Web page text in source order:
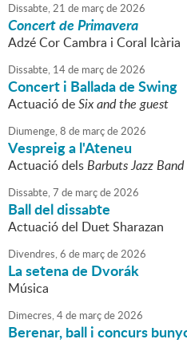
Dissabte,21 de marçde2026
Concert de Primavera
Adzé Cor Cambra i Coral Icària
Dissabte, 14de marçde2026
Concert i Ballada de Swing
Actuació deSix and the guest
Diumenge,8 de marçde2026
Vespreig a l'Ateneu
Actuació delsBarbuts Jazz Band
Dissabte,7 de marçde2026
Ball del dissabte
Actuació del Duet Sharazan
Divendres,6 de marçde2026
La setena de Dvorák
Música
Dimecres,4de marçde2026
Berenar, ball i concurs